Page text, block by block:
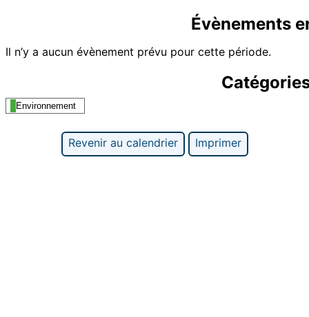
Évènements
Il n’y a aucun évènement prévu pour cette période.
Environnement
Revenir au calendrier Imprimer